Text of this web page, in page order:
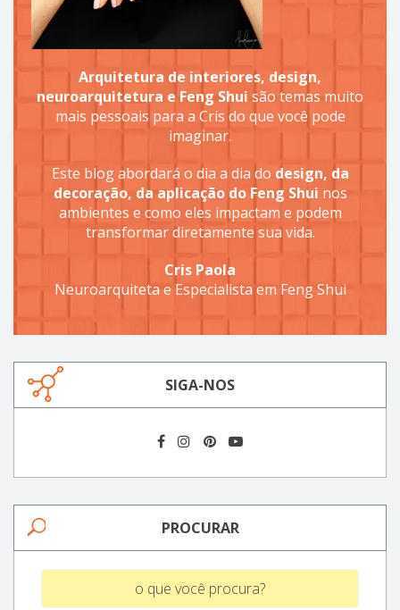
Arquitetura de interiores, design,
neuroarquitetura e Feng Shui são temas muito
mais pessoais para a Cris do que você pode
imaginar.
Este blog abordará o dia a dia do design, da
decoração, da aplicação do Feng Shui nos
ambientes e como eles impactam e podem
transformar diretamente sua vida.
Cris Paola
Neuroarquiteta e Especialista em Feng Shui
SIGA-NOS
PROCURAR